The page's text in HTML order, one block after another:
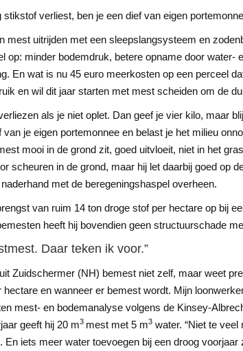
verliest, ben je een dief van eigen
mest uitrijden met een sleepslangsysteem en
op: minder bodemdruk, betere opname door water-
En wat is nu 45 euro meerkosten op een perceel
en wil dit jaar starten met mest scheiden om de
als je niet oplet. Dan geef je vier kilo, maar
je eigen portemonnee en belast je het milieu
mooi in de grond zit, goed uitvloeit, niet in het
scheuren in de grond, maar hij let daarbij goed op
met de beregeningshaspel overheen.
van ruim 14 ton droge stof per hectare op bij
heeft hij bovendien geen structuurschade
Daar teken ik voor.”
Zuidschermer (NH) bemest niet zelf, maar weet
hectare en wanneer er bemest wordt. Mijn
mest- en bodemanalyse volgens de Kinsey-
geeft hij 20 m3 mest met 5 m3 water. “Niet te
En iets meer water toevoegen bij een droog voorjaar